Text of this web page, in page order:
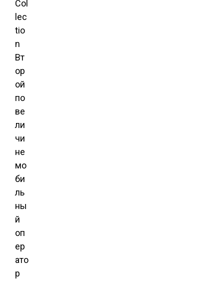
Вт
ор
ой
по
ве
ли
чи
не
мо
би
ль
ны
й
оп
ер
ато
р